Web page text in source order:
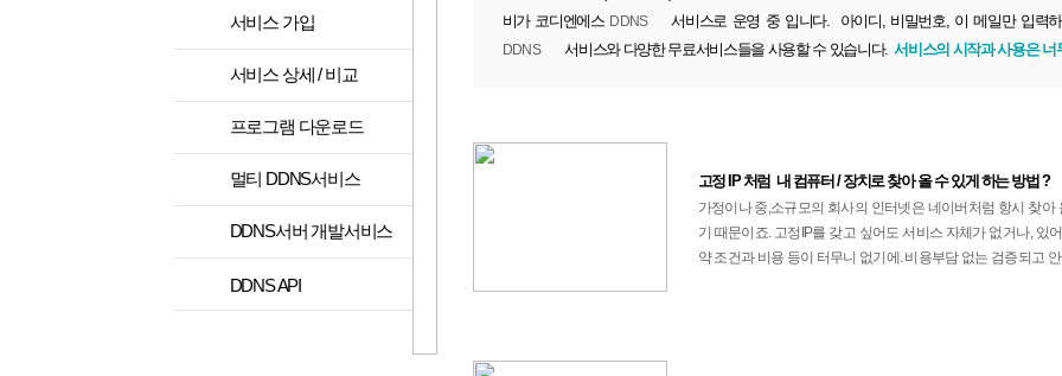
서비스 가입
서비스 상세 / 비교
프로그램 다운로드
멀티 DDNS서비스
DDNS서버 개발서비스
DDNS API
비가 코디엔에스 DDNS 서비스로 운영 중 입니다. 아이디, 비밀번호, 이 메일만 입력
DDNS 서비스와 다양한 무료서비스들을 사용할 수 있습니다.서비스의 시작과 사용은 너
고정 IP 처럼 내 컴퓨터 / 장치로 찾아 올 수 있게 하는 방법 ?
가정이나 중,소규모의 회사의 인터넷은 네이버처럼 항시 찾
기 때문이죠. 고정IP를 갖고 싶어도 서비스 자체가 없거나, 있
약 조건과 비용 등이 터무니 없기에. 비용부담 없는 검증되고